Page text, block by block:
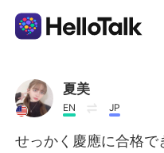
Language
AI Grammar
夏美
EN JP
せっかく慶應に合格